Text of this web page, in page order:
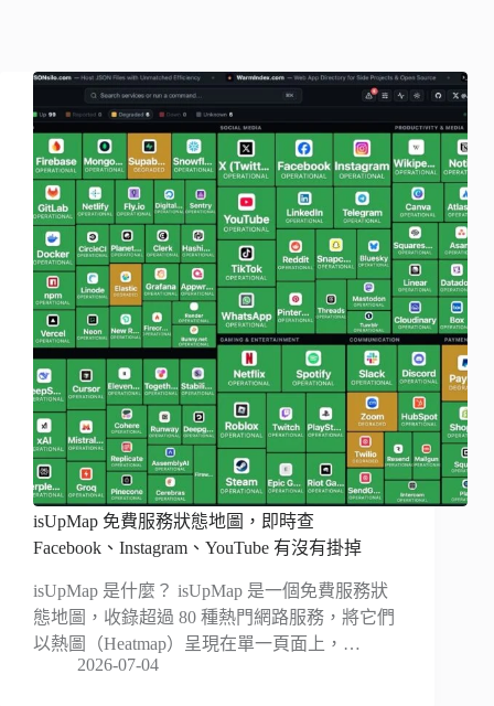
isUpMap 免費服務狀態地圖，即時查
Facebook、Instagram、YouTube 有沒有掛掉
isUpMap 是什麼？ isUpMap 是一個免費服務狀
態地圖，收錄超過 80 種熱門網路服務，將它們
以熱圖（Heatmap）呈現在單一頁面上，…
2026-07-04